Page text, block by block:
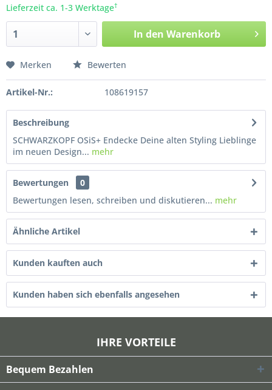
Lieferzeit ca. 1-3 Werktage†
In den Warenkorb
Merken Bewerten
Artikel-Nr.: 108619157
Beschreibung
SCHWARZKOPF OSiS+ Endecke Deine alten Styling Lieblinge
im neuen Design... mehr
Bewertungen
0
Bewertungen lesen, schreiben und diskutieren... mehr
Ähnliche Artikel
Kunden kauften auch
Kunden haben sich ebenfalls angesehen
IHRE VORTEILE
Bequem Bezahlen